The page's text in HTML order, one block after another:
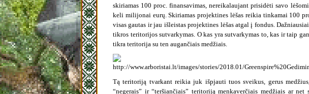
skiriamas 100 proc. finansavimas, nereikalaujant prisidėti savo
keli milijonai eurų. Skiriamas projektines lėšas reikia tinkamai 100
visas gautas ir jau išleistas projektines lėšas atgal į fondus.
tikros teritorijos sutvarkymas. O kas yra sutvarkymas to, kas ir taip
tikra teritorija su ten augančiais medžiais.
Tą teritoriją tvarkant reikia juk išpjauti tuos sveikus, gerus
“negerais” ir “teršiančiais” teritoriją menkaverčiais medžiais ar